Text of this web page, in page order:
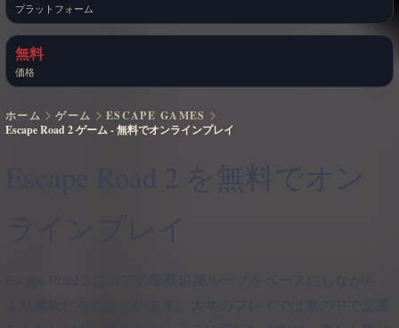
プラットフォーム
無料
価格
ホーム ゲーム
ESCAPE GAMES
Escape Road 2 ゲーム - 無料でオンラインプレイ
Escape Road 2 を無料でオン
ラインプレイ